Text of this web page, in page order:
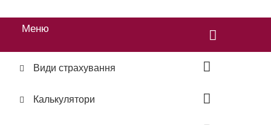
Меню
Види страхування
Калькулятори